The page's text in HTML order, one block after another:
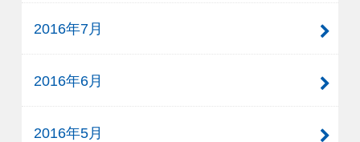
2016年7月
2016年6月
2016年5月